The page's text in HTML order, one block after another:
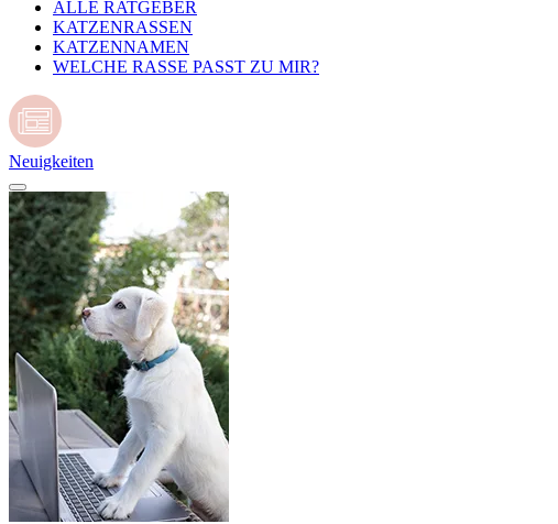
ALLE RATGEBER
KATZENRASSEN
KATZENNAMEN
WELCHE RASSE PASST ZU MIR?
Neuigkeiten